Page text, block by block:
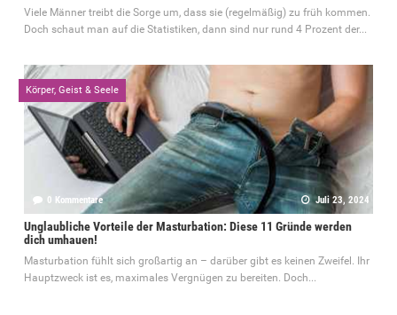
Viele Männer treibt die Sorge um, dass sie (regelmäßig) zu früh kommen.
Doch schaut man auf die Statistiken, dann sind nur rund 4 Prozent der...
Körper, Geist & Seele
0 Kommentare Juli 23, 2024
Unglaubliche Vorteile der Masturbation: Diese 11 Gründe werden
dich umhauen!
Masturbation fühlt sich großartig an – darüber gibt es keinen Zweifel. Ihr
Hauptzweck ist es, maximales Vergnügen zu bereiten. Doch...